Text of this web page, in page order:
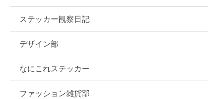
ステッカー観察日記
デザイン部
なにこれステッカー
ファッション雑貨部